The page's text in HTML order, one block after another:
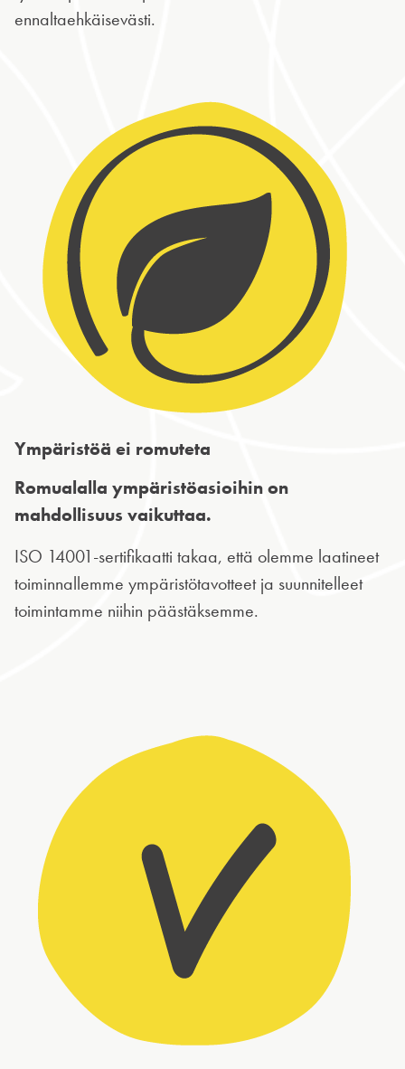
ennaltaehkäisevästi.
Ympäristöä ei romuteta
Romualalla ympäristöasioihin on
mahdollisuus vaikuttaa.
ISO 14001-sertifikaatti takaa, että olemme laatineet
toiminnallemme ympäristötavotteet ja suunnitelleet
toimintamme niihin päästäksemme.